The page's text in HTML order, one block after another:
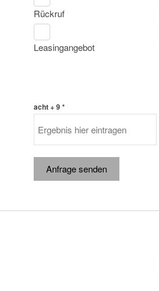
Rückruf
Leasingangebot
acht + 9 *
Anfrage senden